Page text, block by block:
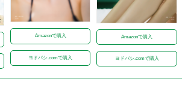
Amazonで購入
ヨドバシ.comで購入
Amazonで購入
ヨドバシ.comで購入